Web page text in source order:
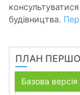
будівництва.
ПЛАН
Базова версія